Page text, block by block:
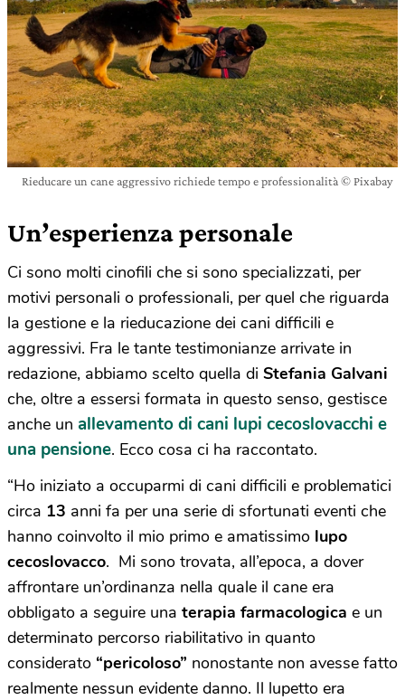
Rieducare un cane aggressivo richiede tempo e professionalità © Pixabay
Un’esperienza personale
Ci sono molti cinofili che si sono specializzati, per
motivi personali o professionali, per quel che riguarda
la gestione e la rieducazione dei cani difficili e
aggressivi. Fra le tante testimonianze arrivate in
redazione, abbiamo scelto quella di Stefania Galvani
che, oltre a essersi formata in questo senso, gestisce
anche un allevamento di cani lupi cecoslovacchi e
una pensione. Ecco cosa ci ha raccontato.
“Ho iniziato a occuparmi di cani difficili e problematici
circa 13 anni fa per una serie di sfortunati eventi che
hanno coinvolto il mio primo e amatissimo lupo
cecoslovacco. Mi sono trovata, all’epoca, a dover
affrontare un’ordinanza nella quale il cane era
obbligato a seguire una terapia farmacologica e un
determinato percorso riabilitativo in quanto
considerato “pericoloso” nonostante non avesse fatto
realmente nessun evidente danno. Il lupetto era